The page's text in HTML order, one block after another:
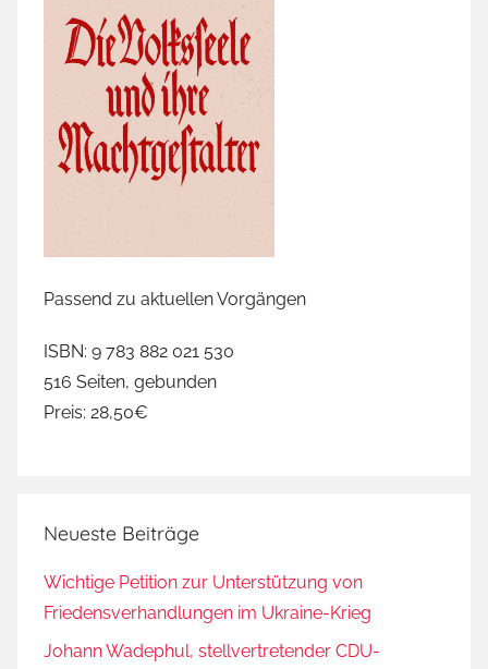
Passend zu aktuellen Vorgängen
ISBN: 9 783 882 021 530
516 Seiten, gebunden
Preis: 28,50€
Neueste Beiträge
Wichtige Petition zur Unterstützung von
Friedensverhandlungen im Ukraine-Krieg
Johann Wadephul, stellvertretender CDU-